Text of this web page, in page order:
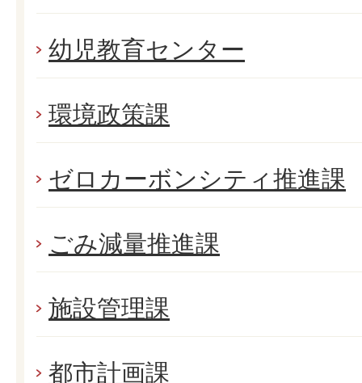
幼児教育センター
環境政策課
ゼロカーボンシティ推進課
ごみ減量推進課
施設管理課
都市計画課